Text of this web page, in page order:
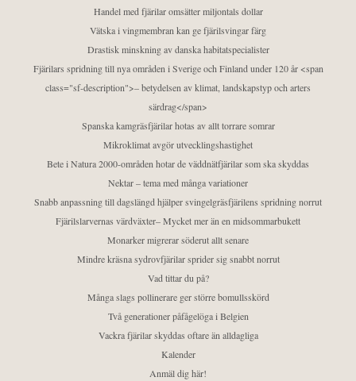
Handel med fjärilar omsätter miljontals dollar
Vätska i vingmembran kan ge fjärilsvingar färg
Drastisk minskning av danska habitatspecialister
Fjärilars spridning till nya områden i Sverige och Finland under 120 år <span
class="sf-description">– betydelsen av klimat, landskapstyp och arters
särdrag</span>
Spanska kamgräsfjärilar hotas av allt torrare somrar
Mikroklimat avgör utvecklingshastighet
Bete i Natura 2000-områden hotar de väddnätfjärilar som ska skyddas
Nektar – tema med många variationer
Snabb anpassning till dagslängd hjälper svingelgräsfjärilens spridning norrut
Fjärilslarvernas värdväxter– Mycket mer än en midsommarbukett
Monarker migrerar söderut allt senare
Mindre kräsna sydrovfjärilar sprider sig snabbt norrut
Vad tittar du på?
Många slags pollinerare ger större bomullsskörd
Två generationer påfågelöga i Belgien
Vackra fjärilar skyddas oftare än alldagliga
Kalender
Anmäl dig här!